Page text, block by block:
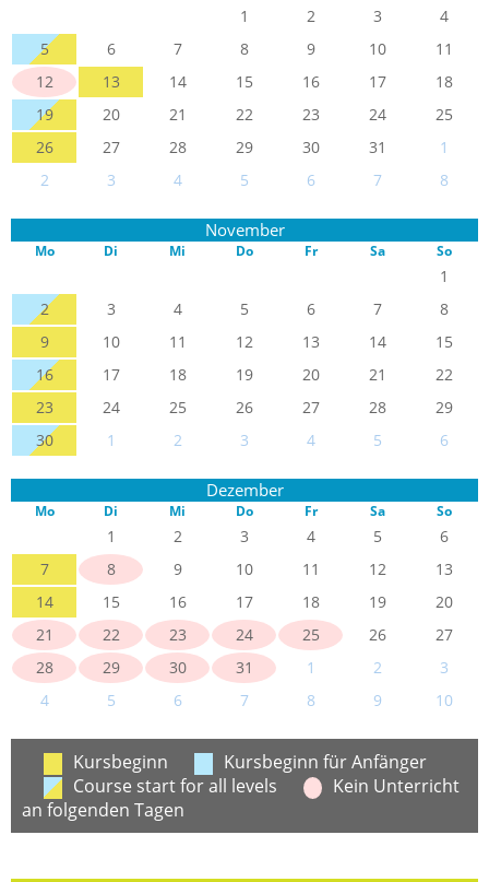
1 2 3
4
5
6 7 8 9 10
11
12
13 14 15 16 17
18
19
20 21 22 23 24
25
26
27 28 29 30 31
1
2
3 4 5 6 7 8
November
Mo Di Mi Do Fr Sa So
1
2
3 4 5 6 7
8
9
10 11 12 13 14
15
16
17 18 19 20 21
22
23
24 25 26 27 28
29
30
1 2 3 4 5 6
Dezember
Mo Di Mi Do Fr Sa So
1 2 3 4 5
6
7
8 9 10 11 12
13
14
15 16 17 18 19
20
21
22 23 24 25 26
27
28
29 30 31 1 2
3
4
5 6 7 8 9 10
Kursbeginn
Kursbeginn für Anfänger
Course start for all levels
Kein Unterricht
an folgenden Tagen